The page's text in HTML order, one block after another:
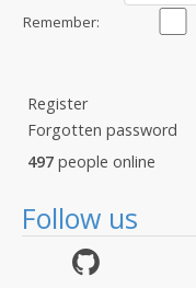
Remember:
Register
Forgotten password
497 people online
Follow us